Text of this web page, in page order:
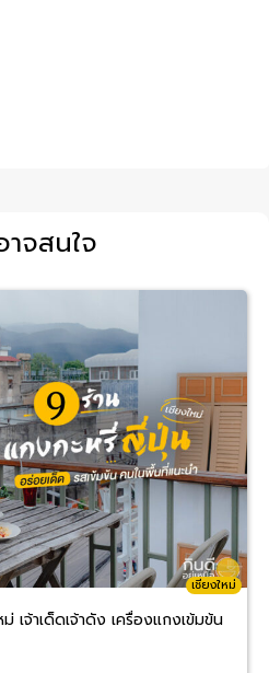
จสนใจ
เชียงใหม่
เจ้าเด็ดเจ้าดัง เครื่องแกงเข้มข้น